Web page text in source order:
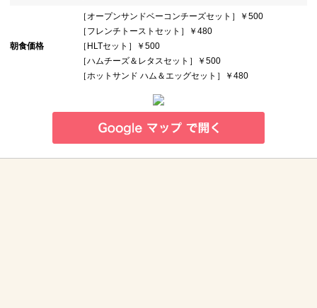
朝食価格
［オープンサンドベーコンチーズセット］￥500
［フレンチトーストセット］￥480
［HLTセット］￥500
［ハムチーズ＆レタスセット］￥500
［ホットサンド ハム＆エッグセット］￥480